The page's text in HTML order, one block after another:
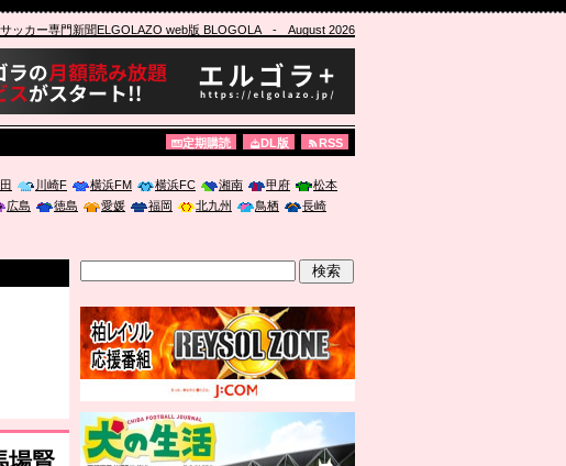
サッカー専門新聞ELGOLAZO web版 BLOGOLA- August 2026
定期購読 DL版 RSS
川崎F 横浜FM 横浜FC 湘南 甲府
松本
広島 徳島 愛媛 福岡 北九州 鳥栖
長崎